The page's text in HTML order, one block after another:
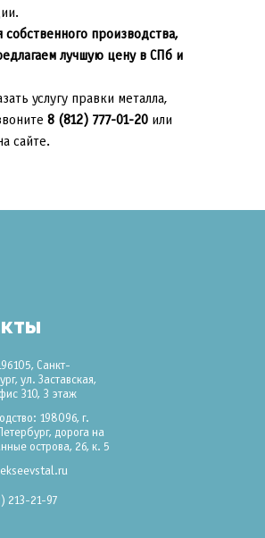
собственного производства,
лучшую цену в СПб и
услугу правки металла,
8 (812) 777-01-20 или
сайте.
Санкт-
ул. Заставская,
310, 3 этаж
198096, г.
дорога на
острова, 26, к. 5
213-21-97